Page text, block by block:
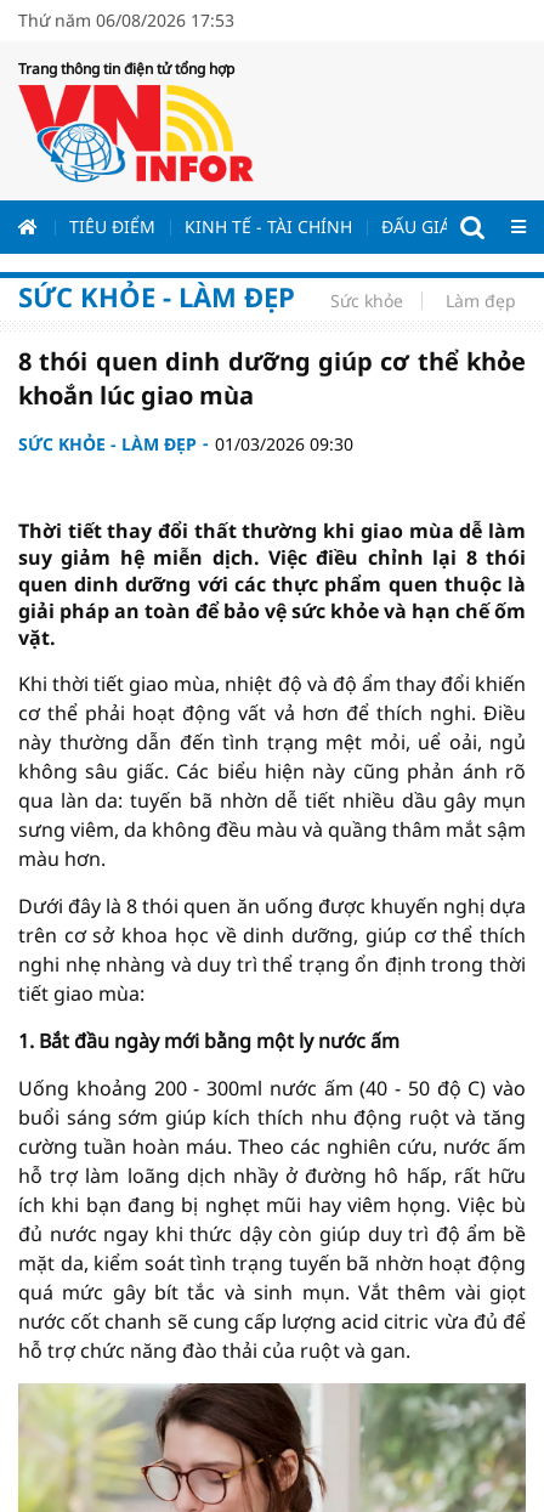
Thứ năm 06/08/2026 17:53
Trang thông tin điện tử tổng hợp
TIÊU ĐIỂM KINH TẾ - TÀI CHÍNH ĐẤU GIÁ - ĐẤU
SỨC KHỎE - LÀM ĐẸP Sức khỏe Làm đẹp
8 thói quen dinh dưỡng giúp cơ thể khỏe
khoắn lúc giao mùa
SỨC KHỎE - LÀM ĐẸP 01/03/2026 09:30
Thời tiết thay đổi thất thường khi giao mùa dễ làm
suy giảm hệ miễn dịch. Việc điều chỉnh lại 8 thói
quen dinh dưỡng với các thực phẩm quen thuộc là
giải pháp an toàn để bảo vệ sức khỏe và hạn chế ốm
vặt.
Khi thời tiết giao mùa, nhiệt độ và độ ẩm thay đổi khiến
cơ thể phải hoạt động vất vả hơn để thích nghi. Điều
này thường dẫn đến tình trạng mệt mỏi, uể oải, ngủ
không sâu giấc. Các biểu hiện này cũng phản ánh rõ
qua làn da: tuyến bã nhờn dễ tiết nhiều dầu gây mụn
sưng viêm, da không đều màu và quầng thâm mắt sậm
màu hơn.
Dưới đây là 8 thói quen ăn uống được khuyến nghị dựa
trên cơ sở khoa học về dinh dưỡng, giúp cơ thể thích
nghi nhẹ nhàng và duy trì thể trạng ổn định trong thời
tiết giao mùa:
1. Bắt đầu ngày mới bằng một ly nước ấm
Uống khoảng 200 - 300ml nước ấm (40 - 50 độ C) vào
buổi sáng sớm giúp kích thích nhu động ruột và tăng
cường tuần hoàn máu. Theo các nghiên cứu, nước ấm
hỗ trợ làm loãng dịch nhầy ở đường hô hấp, rất hữu
ích khi bạn đang bị nghẹt mũi hay viêm họng. Việc bù
đủ nước ngay khi thức dậy còn giúp duy trì độ ẩm bề
mặt da, kiểm soát tình trạng tuyến bã nhờn hoạt động
quá mức gây bít tắc và sinh mụn. Vắt thêm vài giọt
nước cốt chanh sẽ cung cấp lượng acid citric vừa đủ để
hỗ trợ chức năng đào thải của ruột và gan.